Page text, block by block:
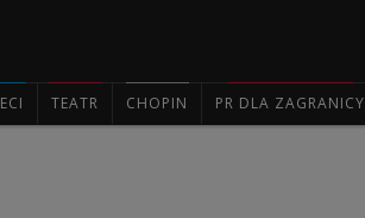
TEATR CHOPIN PR DLA ZAGRANICY